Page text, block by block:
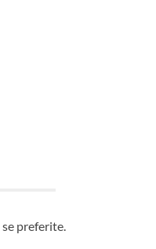
se preferite.